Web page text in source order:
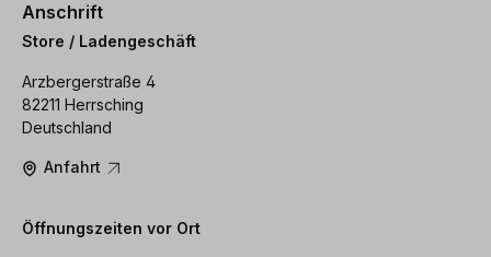
Anschrift
Store / Ladengeschäft
Arzbergerstraße 4
82211 Herrsching
Deutschland
Anfahrt
Öffnungszeiten vor Ort